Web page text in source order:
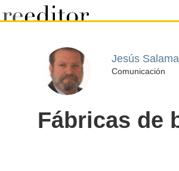
Jesús
Comunicación
Fábricas de